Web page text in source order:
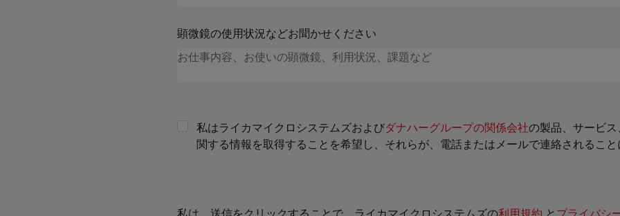
顕微鏡の使用状況などお聞かせください
私はライカマイクロシステムズおよびダナハーグループの関係会社の製品、サービ
関する情報を取得することを希望し、それらが、電話またはメールで連絡されること
私は、送信をクリックすることで、ライカマイクロシステムズの利用規約 と プライバシ